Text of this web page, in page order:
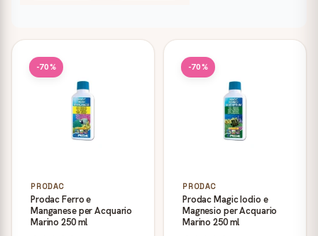
Prodotti
-70%
PRODAC
Prodac Ferro e
Manganese per Acquario
Marino 250 ml
-70%
PRODAC
Prodac Magic Iodio e
Magnesio per Acquario
Marino 250 ml